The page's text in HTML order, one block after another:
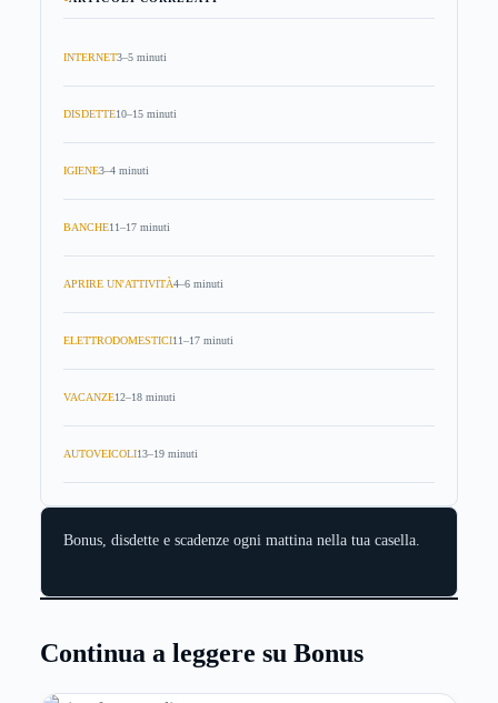
INTERNET3–5 minuti
DISDETTE10–15 minuti
IGIENE3–4 minuti
BANCHE11–17 minuti
APRIRE UN'ATTIVITÀ4–6 minuti
ELETTRODOMESTICI11–17 minuti
VACANZE12–18 minuti
AUTOVEICOLI13–19 minuti
Bonus, disdette e scadenze ogni mattina nella tua casella.
Continua a leggere su Bonus